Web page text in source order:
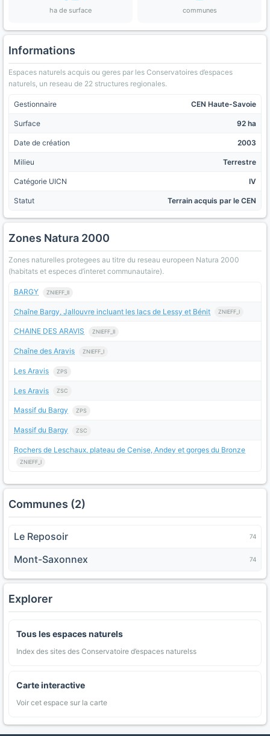
ha de surface communes
Informations
Espaces naturels acquis ou geres par les Conservatoires d’espaces
naturels, un reseau de 22 structures regionales.
Gestionnaire CEN Haute-Savoie
Surface 92 ha
Date de création 2003
Milieu Terrestre
Catégorie UICN IV
Statut Terrain acquis par le CEN
Zones Natura 2000
Zones naturelles protegees au titre du reseau europeen Natura 2000
(habitats et especes d’interet communautaire).
BARGY ZNIEFF_II
Chaîne Bargy, Jallouvre incluant les lacs de Lessy et Bénit ZNIEFF_I
CHAINE DES ARAVIS ZNIEFF_II
Chaîne des Aravis ZNIEFF_I
Les Aravis ZPS
Les Aravis ZSC
Massif du Bargy ZPS
Massif du Bargy ZSC
Rochers de Leschaux, plateau de Cenise, Andey et gorges du Bronze
ZNIEFF_I
Communes (2)
Le Reposoir 74
Mont-Saxonnex 74
Explorer
Tous les espaces naturels
Index des sites des Conservatoire d’espaces naturelss
Carte interactive
Voir cet espace sur la carte